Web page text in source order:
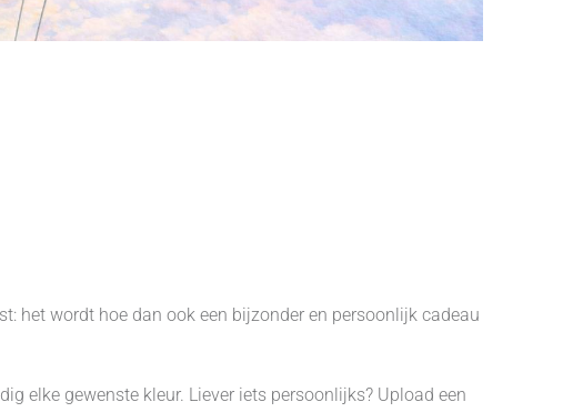
het wordt hoe dan ook een bijzonder en persoonlijk cadeau
elke gewenste kleur. Liever iets persoonlijks? Upload een